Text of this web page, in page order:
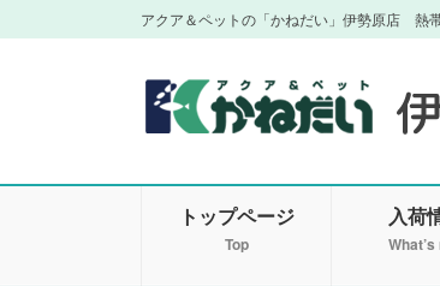
ン
移
ビ
ン
アクア＆ペットの「かねだい」伊勢原店 熱
トップページ
Top
入荷